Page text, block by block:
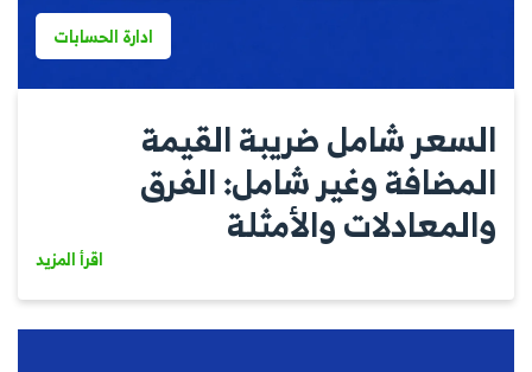
ادارة الحسابات
السعر شامل ضريبة القيمة
المضافة وغير شامل: الفرق
والمعادلات والأمثلة
اقرأ المزيد